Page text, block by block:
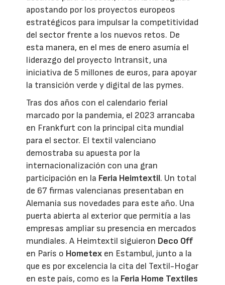
apostando por los proyectos europeos
estratégicos para impulsar la competitividad
del sector frente a los nuevos retos. De
esta manera, en el mes de enero asumía el
liderazgo del proyecto Intransit, una
iniciativa de 5 millones de euros, para apoyar
la transición verde y digital de las pymes.
Tras dos años con el calendario ferial
marcado por la pandemia, el 2023 arrancaba
en Frankfurt con la principal cita mundial
para el sector. El textil valenciano
demostraba su apuesta por la
internacionalización con una gran
participación en la Feria Heimtextil. Un total
de 67 firmas valencianas presentaban en
Alemania sus novedades para este año. Una
puerta abierta al exterior que permitía a las
empresas ampliar su presencia en mercados
mundiales. A Heimtextil siguieron Deco Off
en París o Hometex en Estambul, junto a la
que es por excelencia la cita del Textil-Hogar
en este país, como es la Feria Home Textiles